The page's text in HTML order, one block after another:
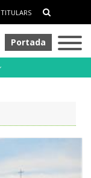
TITULARS
Portada